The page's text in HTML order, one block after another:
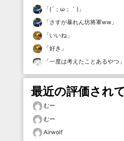
「(´；ω；｀) 」
「さすが暴れん坊将軍ww 」
「いいね 」
「好き 」
「一度は考えたことあるやつ 」
最近の評価され
むー
むー
Airwolf